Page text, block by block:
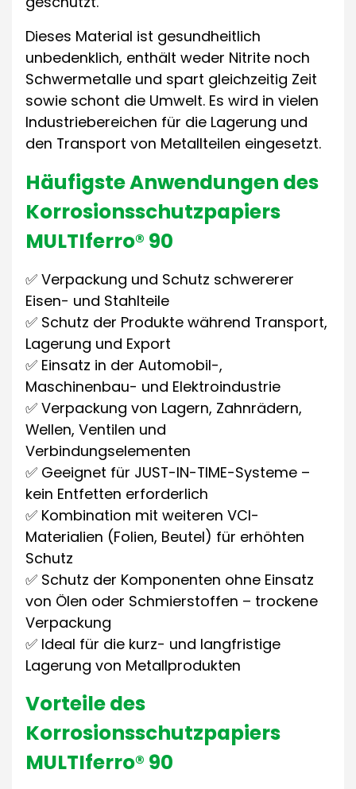
Dieses Material ist gesundheitlich
unbedenklich, enthält weder Nitrite noch
Schwermetalle und spart gleichzeitig Zeit
sowie schont die Umwelt. Es wird in vielen
Industriebereichen für die Lagerung und
den Transport von Metallteilen eingesetzt.
Häufigste Anwendungen des
Korrosionsschutzpapiers
MULTIferro® 90
✅ Verpackung und Schutz schwererer
Eisen- und Stahlteile
✅ Schutz der Produkte während Transport,
Lagerung und Export
✅ Einsatz in der Automobil-,
Maschinenbau- und Elektroindustrie
✅ Verpackung von Lagern, Zahnrädern,
Wellen, Ventilen und
Verbindungselementen
✅ Geeignet für JUST-IN-TIME-Systeme –
kein Entfetten erforderlich
✅ Kombination mit weiteren VCI-
Materialien (Folien, Beutel) für erhöhten
Schutz
✅ Schutz der Komponenten ohne Einsatz
von Ölen oder Schmierstoffen – trockene
Verpackung
✅ Ideal für die kurz- und langfristige
Lagerung von Metallprodukten
Vorteile des
Korrosionsschutzpapiers
MULTIferro® 90